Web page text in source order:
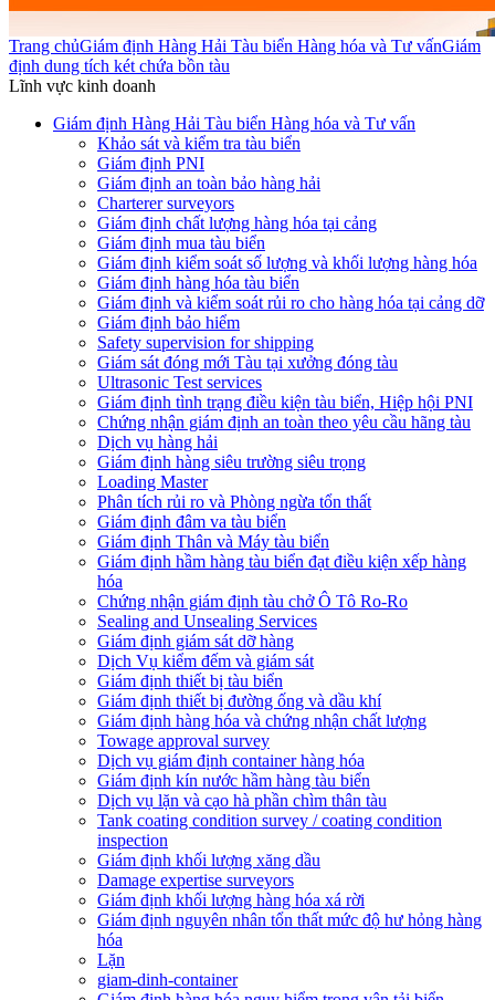
Trang chủGiám định Hàng Hải Tàu biển Hàng hóa và Tư vấnGiám
định dung tích két chứa bồn tàu
Lĩnh vực kinh doanh
Giám định Hàng Hải Tàu biển Hàng hóa và Tư vấn
Khảo sát và kiểm tra tàu biển
Giám định PNI
Giám định an toàn bảo hàng hải
Charterer surveyors
Giám định chất lượng hàng hóa tại cảng
​Giám định mua tàu biển
Giám định kiểm soát số lượng và khối lượng hàng hóa
Giám định hàng hóa tàu biển
Giám định và kiểm soát rủi ro cho hàng hóa tại cảng dỡ
Giám định bảo hiểm
Safety supervision for shipping
Giám sát đóng mới Tàu tại xưởng đóng tàu
Ultrasonic Test services
Giám định tình trạng điều kiện tàu biển, Hiệp hội PNI
Chứng nhận giám định an toàn theo yêu cầu hãng tàu
Dịch vụ hàng hải
Giám định hàng siêu trường siêu trọng
Loading Master
Phân tích rủi ro và Phòng ngừa tổn thất
​Giám định đâm va tàu biển
Giám định Thân và Máy tàu biển
​Giám định hầm hàng tàu biển đạt điều kiện xếp hàng
hóa
Chứng nhận giám định tàu chở Ô Tô Ro-Ro
Sealing and Unsealing Services
Giám định giám sát dỡ hàng
Dịch Vụ kiểm đếm và giám sát
Giám định thiết bị tàu biển
Giám định thiết bị đường ống và dầu khí
Giám định hàng hóa và chứng nhận chất lượng
Towage approval survey
Dịch vụ giám định container hàng hóa
Giám định kín nước hầm hàng tàu biển
Dịch vụ lặn và cạo hà phần chìm thân tàu
Tank coating condition survey / coating condition
inspection
Giám định khối lượng xăng dầu
Damage expertise surveyors
Giám định khối lượng hàng hóa xá rời
Giám định nguyên nhân tổn thất mức độ hư hỏng hàng
hóa
Lặn
giam-dinh-container